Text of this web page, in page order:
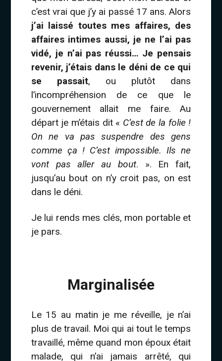
c’est vrai que j’y ai passé 17 ans. Alors
j’ai laissé toutes mes affaires, des
affaires intimes aussi, je ne l’ai pas
vidé, je n’ai pas réussi… Je pensais
revenir, j’étais dans le déni de ce qui
se passait, ou plutôt dans
l’incompréhension de ce que le
gouvernement allait me faire. Au
départ je m’étais dit « C’est de la folie !
On ne va pas suspendre des gens
comme ça ! C’est impossible. Ils ne
vont pas aller au bout. ». En fait,
jusqu’au bout on n’y croit pas, on est
dans le déni.
Je lui rends mes clés, mon portable et
je pars.
Marginalisée
Le 15 au matin je me réveille, je n’ai
plus de travail. Moi qui ai tout le temps
travaillé, même quand mon époux était
malade, qui n’ai jamais arrêté, qui